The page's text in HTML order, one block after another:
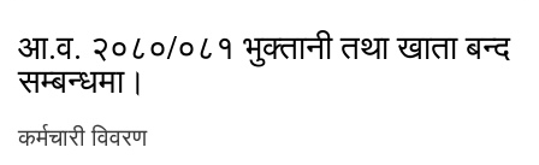
आ.व. २०८०/०८१ भुक्तानी तथा खाता बन्द
सम्बन्धमा।
कर्मचारी विवरण